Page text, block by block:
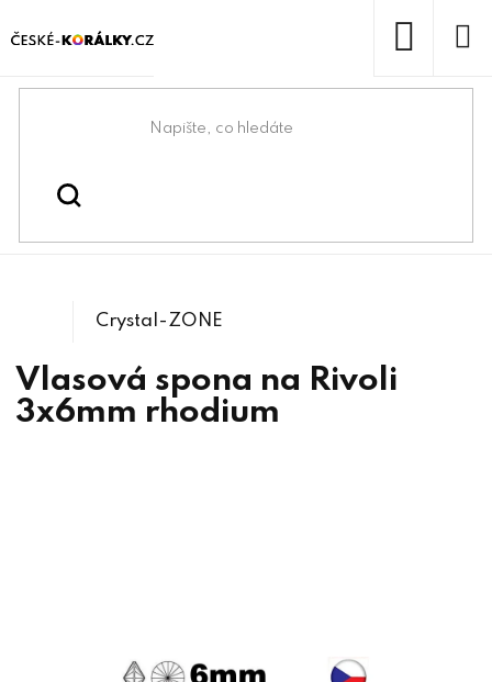
na
Domů
Swarovski® & lůžka
Crystals /
Vlasová spona na Rivoli
3x6mm rhodium
Crystal-ZONE